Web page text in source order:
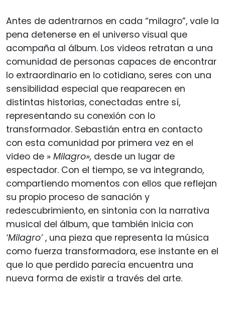
Antes de adentrarnos en cada “milagro”, vale la
pena detenerse en el universo visual que
acompaña al álbum. Los videos retratan a una
comunidad de personas capaces de encontrar
lo extraordinario en lo cotidiano, seres con una
sensibilidad especial que reaparecen en
distintas historias, conectadas entre sí,
representando su conexión con lo
transformador. Sebastián entra en contacto
con esta comunidad por primera vez en el
video de » Milagro», desde un lugar de
espectador. Con el tiempo, se va integrando,
compartiendo momentos con ellos que reflejan
su propio proceso de sanación y
redescubrimiento, en sintonía con la narrativa
musical del álbum, que también inicia con
‘Milagro’, una pieza que representa la música
como fuerza transformadora, ese instante en el
que lo que perdido parecía encuentra una
nueva forma de existir a través del arte.